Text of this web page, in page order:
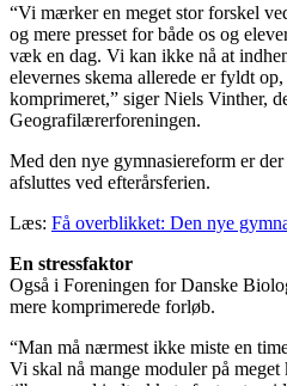
“Vi mærker en meget stor forskel
og mere presset for både os og
væk en dag. Vi kan ikke nå at
elevernes skema allerede er fyldt
komprimeret,” siger Niels Vinther,
Geografilærerforeningen.
Med den nye gymnasiereform er
afsluttes ved efterårsferien.
Læs: Få overblikket: Den nye
En stressfaktor
Også i Foreningen for Danske
mere komprimerede forløb.
“Man må nærmest ikke miste en
Vi skal nå mange moduler på